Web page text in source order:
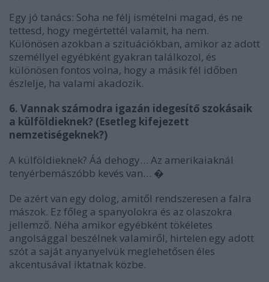
Egy jó tanács: Soha ne félj ismételni magad, és ne
tettesd, hogy megértettél valamit, ha nem.
Különösen azokban a szituációkban, amikor az adott
személlyel egyébként gyakran találkozol, és
különösen fontos volna, hogy a másik fél időben
észlelje, ha valami akadozik.
6. Vannak számodra igazán idegesítő szokásaik
a külföldieknek? (Esetleg kifejezett
nemzetiségeknek?)
A külföldieknek? Áá dehogy… Az amerikaiaknál
tenyérbemászóbb kevés van… �
De azért van egy dolog, amitől rendszeresen a falra
mászok. Ez főleg a spanyolokra és az olaszokra
jellemző. Néha amikor egyébként tökéletes
angolsággal beszélnek valamiről, hirtelen egy adott
szót a saját anyanyelvük meglehetősen éles
akcentusával iktatnak közbe.